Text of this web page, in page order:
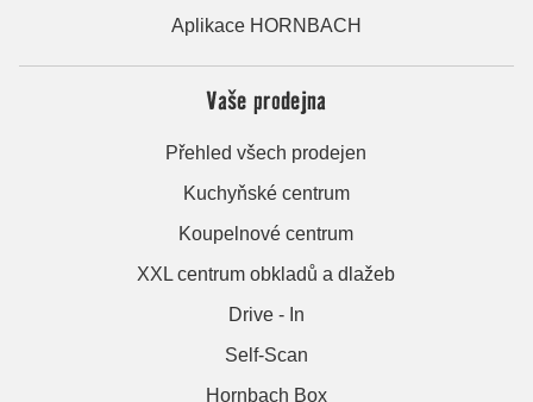
Aplikace HORNBACH
Vaše prodejna
Přehled všech prodejen
Kuchyňské centrum
Koupelnové centrum
XXL centrum obkladů a dlažeb
Drive - In
Self-Scan
Hornbach Box